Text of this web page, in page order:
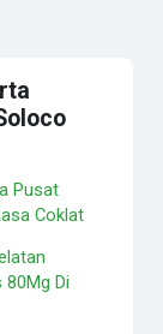
Pusat
Coklat
80Mg Di